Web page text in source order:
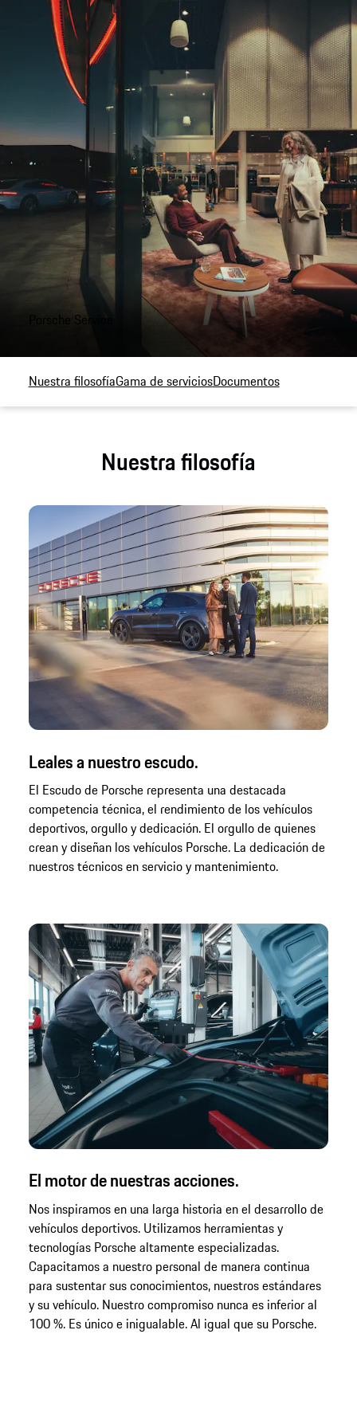
Porsche Service
Nuestra filosofíaGama de serviciosDocumentos
Nuestra filosofía
Leales a nuestro escudo.
El Escudo de Porsche representa una destacada
competencia técnica, el rendimiento de los vehículos
deportivos, orgullo y dedicación. El orgullo de quienes
crean y diseñan los vehículos Porsche. La dedicación de
nuestros técnicos en servicio y mantenimiento.
El motor de nuestras acciones.
Nos inspiramos en una larga historia en el desarrollo de
vehículos deportivos. Utilizamos herramientas y
tecnologías Porsche altamente especializadas.
Capacitamos a nuestro personal de manera continua
para sustentar sus conocimientos, nuestros estándares
y su vehículo. Nuestro compromiso nunca es inferior al
100 %. Es único e inigualable. Al igual que su Porsche.